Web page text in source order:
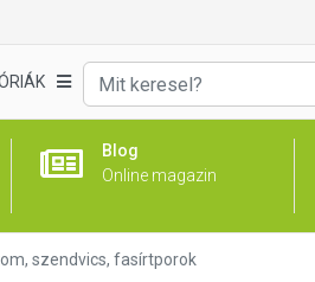
Blog
Online magazin
szendvics, fasírtporok